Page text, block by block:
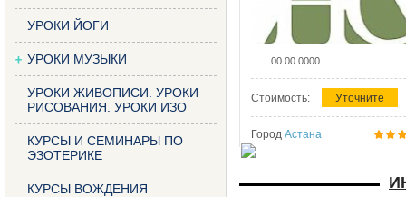
УРОКИ ЙОГИ
УРОКИ МУЗЫКИ
УРОКИ ЖИВОПИСИ. УРОКИ
РИСОВАНИЯ. УРОКИ ИЗО
КУРСЫ И СЕМИНАРЫ ПО
ЭЗОТЕРИКЕ
КУРСЫ ВОЖДЕНИЯ
00.00.0000
Стоимость: Уточните
Город Астана